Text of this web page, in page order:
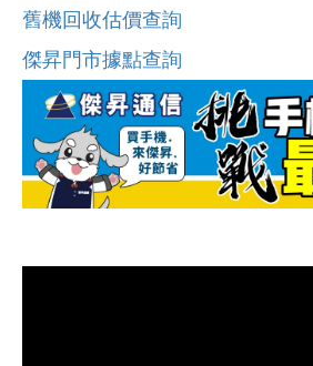
舊機回收估價查詢
傑昇門市據點查詢